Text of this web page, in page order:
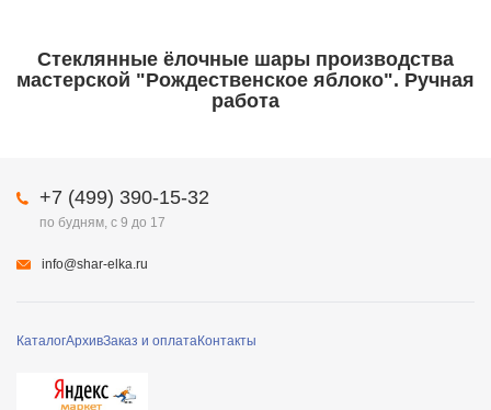
Стеклянные ёлочные шары производства
мастерской "Рождественское яблоко". Ручная
работа
КаталогАрхивЗаказ и оплатаКонтакты
+7 (499) 390-15-32
по будням, с 9 до 17
info@shar-elka.ru